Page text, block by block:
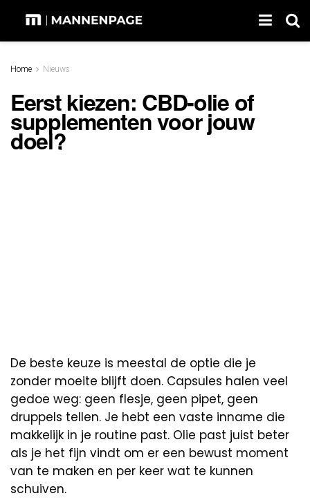
Home Nieuws
Eerst kiezen: CBD-olie of
supplementen voor jouw
doel?
De beste keuze is meestal de optie die je
zonder moeite blijft doen. Capsules halen veel
gedoe weg: geen flesje, geen pipet, geen
druppels tellen. Je hebt een vaste inname die
makkelijk in je routine past. Olie past juist beter
als je het fijn vindt om er een bewust moment
van te maken en per keer wat te kunnen
schuiven.